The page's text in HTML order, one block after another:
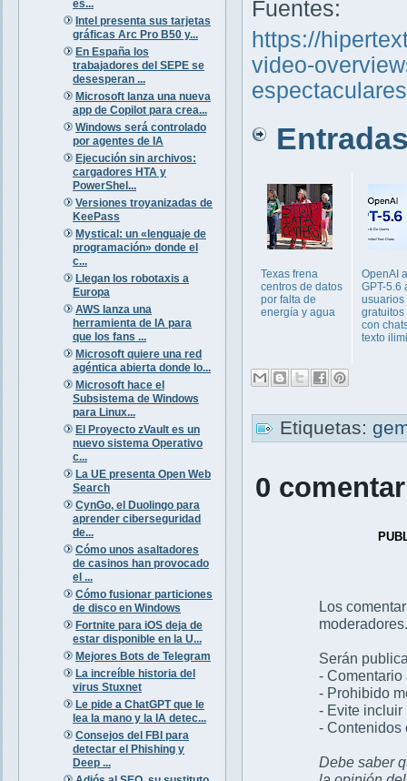
es...
Intel presenta sus tarjetas
gráficas Arc Pro B50 y...
En España los
trabajadores del SEPE se
desesperan ...
Microsoft lanza una nueva
app de Copilot para crea...
Windows será controlado
por agentes de IA
Ejecución sin archivos:
cargadores HTA y
PowerShel...
Versiones troyanizadas de
KeePass
Mystical: un «lenguaje de
programación» donde el
c...
Llegan los robotaxis a
Europa
AWS lanza una
herramienta de IA para
que los fans ...
Microsoft quiere una red
agéntica abierta donde lo...
Microsoft hace el
Subsistema de Windows
para Linux...
El Proyecto zVault es un
nuevo sistema Operativo
c...
La UE presenta Open Web
Search
CynGo, el Duolingo para
aprender ciberseguridad
de...
Cómo unos asaltadores
de casinos han provocado
el ...
Cómo fusionar particiones
de disco en Windows
Fortnite para iOS deja de
estar disponible en la U...
Mejores Bots de Telegram
La increíble historia del
virus Stuxnet
Le pide a ChatGPT que le
lea la mano y la IA detec...
Consejos del FBI para
detectar el Phishing y
Deep ...
Fuentes:
https://
video-
espectaculares
Entradas
Texas frena
centros de datos
por falta de
energía y agua
OpenAI
GPT-5.6
usuarios
gratuitos
con
texto
Etiquetas:
0
Los
moderadores.
Serán
- Comentario
- Prohibido
- Evite incluir
- Contenidos
Debe saber